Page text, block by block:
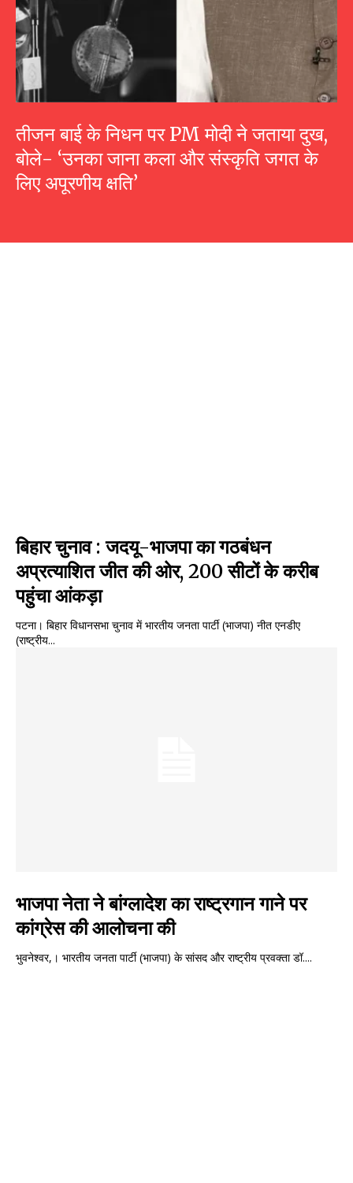
तीजन बाई के निधन पर PM मोदी ने जताया दुख,
बोले- ‘उनका जाना कला और संस्कृति जगत के
लिए अपूरणीय क्षति’
बिहार चुनाव : जदयू-भाजपा का गठबंधन
अप्रत्याशित जीत की ओर, 200 सीटों के करीब
पहुंचा आंकड़ा
पटना। बिहार विधानसभा चुनाव में भारतीय जनता पार्टी (भाजपा) नीत एनडीए
(राष्ट्रीय...
भाजपा नेता ने बांग्लादेश का राष्ट्रगान गाने पर
कांग्रेस की आलोचना की
भुवनेश्वर,। भारतीय जनता पार्टी (भाजपा) के सांसद और राष्ट्रीय प्रवक्ता डॉ....